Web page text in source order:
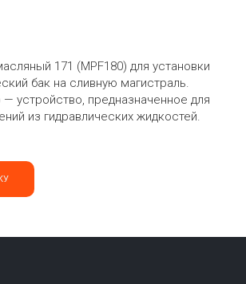
171 (MPF180) для установки
бак на сливную магистраль.
устройство, предназначенное для
из гидравлических жидкостей.